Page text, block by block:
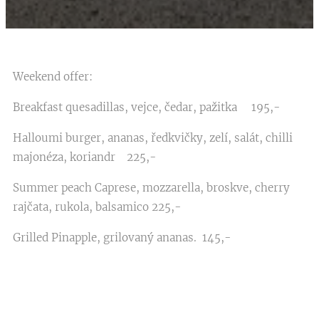
Weekend offer:
Breakfast quesadillas, vejce, čedar, pažitka 195,-
Halloumi burger, ananas, ředkvičky, zelí, salát, chilli
majonéza, koriandr 225,-
Summer peach Caprese, mozzarella, broskve, cherry
rajčata, rukola, balsamico 225,-
Grilled Pinapple, grilovaný ananas. 145,-